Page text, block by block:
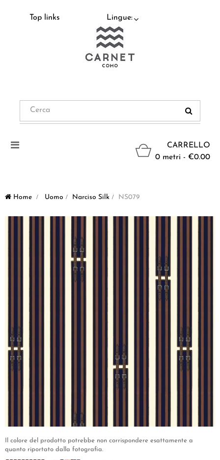
Top links Lingue:
CARRELLO
0 metri - €0.00
Navigazione
Home > Uomo > Narciso Silk > NS079
Il colore del prodotto potrebbe non corrispondere esattamente a
quanto riportato dalla fotografia.